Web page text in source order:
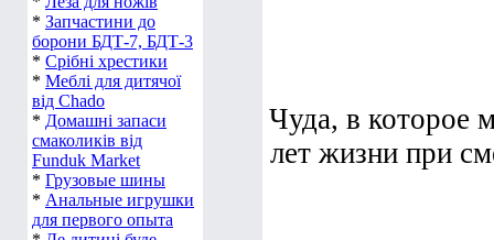
* Запчастини до
борони БДТ-7, БДТ-3
* Срібні хрестики
* Меблі для дитячої
від Chado
* Домашні запаси
смаколиків від
Funduk Market
* Грузовые шины
* Анальные игрушки
для первого опыта
Чуда, в которое
лет жизни при